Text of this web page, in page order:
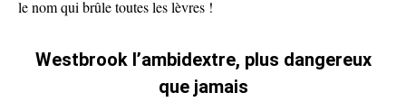
le nom qui brûle toutes les lèvres !
Westbrook l’ambidextre, plus dangereux
que jamais